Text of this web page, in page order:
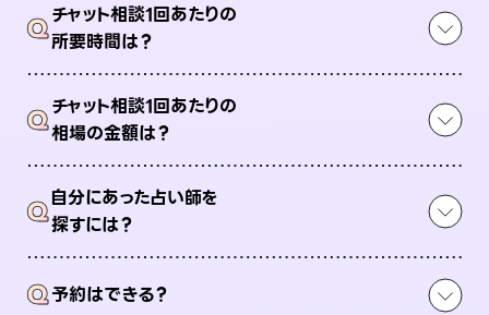
Qチャット相談1回あたりの
所要時間は？
Qチャット相談1回あたりの
相場の金額は？
Q自分にあった占い師を
探すには？
Q予約はできる？